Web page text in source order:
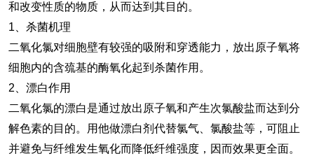
和改变性质的物质，从而达到其目的。
1、杀菌机理
二氧化氯对细胞壁有较强的吸附和穿透能力，放出原子氧将
细胞内的含巯基的酶氧化起到杀菌作用。
2、漂白作用
二氧化氯的漂白是通过放出原子氧和产生次氯酸盐而达到分
解色素的目的。用他做漂白剂代替氯气、氯酸盐等，可阻止
并避免与纤维发生氧化而降低纤维强度，因而效果更全面。